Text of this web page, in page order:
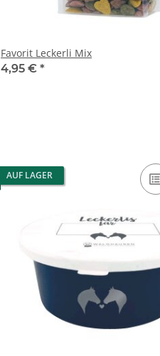
Favorit Leckerli Mix
4,95 € *
AUF LAGER